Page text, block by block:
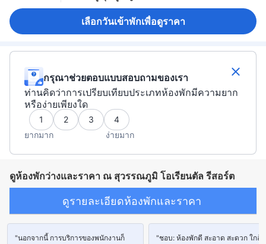
เลือกวันเข้าพักเพื่อดูราคา
กรุณาช่วยตอบแบบสอบถามของเรา
ท่านคิดว่าการเปรียบเทียบประเภทห้องพักมีความยาก
หรือง่ายเพียงใด
1 2 3
4
ยากมาก
ง่ายมาก
ดูห้องพักว่างและราคา ณ สุวรรณภูมิ โอเรียนตัล รีสอร์ต
ดูรายละเอียดห้องพักและราคา
"นอกจากนี้ การบริการของพนักงานก็
"ชอบ: ห้องพักดี สะอาด สะดวก ใกล้